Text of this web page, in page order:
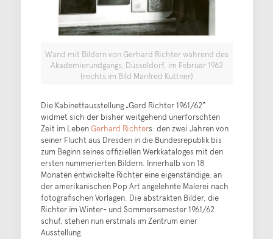
Wand mit Bildern von Gerhard Richter während des
Akademierundgangs, Düsseldorf, im Februar 1962
(rechts im Bild Manfred Kuttner)
Die Kabinettausstellung „Gerd Richter 1961/62“
widmet sich der bisher weitgehend unerforschten
Zeit im LebenGerhard Richters: den zwei Jahren von
seiner Flucht aus Dresden in die Bundesrepublik bis
zum Beginn seines offiziellen Werkkataloges mit den
ersten nummerierten Bildern. Innerhalb von 18
Monaten entwickelte Richter eine eigenständige, an
der amerikanischen Pop Art angelehnte Malerei nach
fotografischen Vorlagen. Die abstrakten Bilder, die
Richter im Winter- und Sommersemester 1961/62
schuf, stehen nun erstmals im Zentrum einer
Ausstellung.